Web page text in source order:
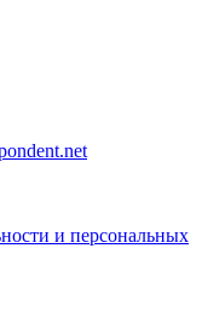
и персональных